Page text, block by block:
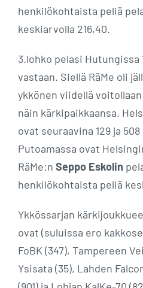
henkilökohtaista peliä
keskiarvolla 216,40.
3.lohko pelasi Hutungissa
vastaan. Siellä RäMe oli
ykkönen viidellä
näin kärkipaikkaansa.
ovat seuraavina 129 ja
Putoamassa ovat
RäMe:n Seppo Eskolin
henkilökohtaista peliä
Ykkössarjan
ovat (suluissa ero
FoBK (347), Tampereen
Ysisata (35), Lahden